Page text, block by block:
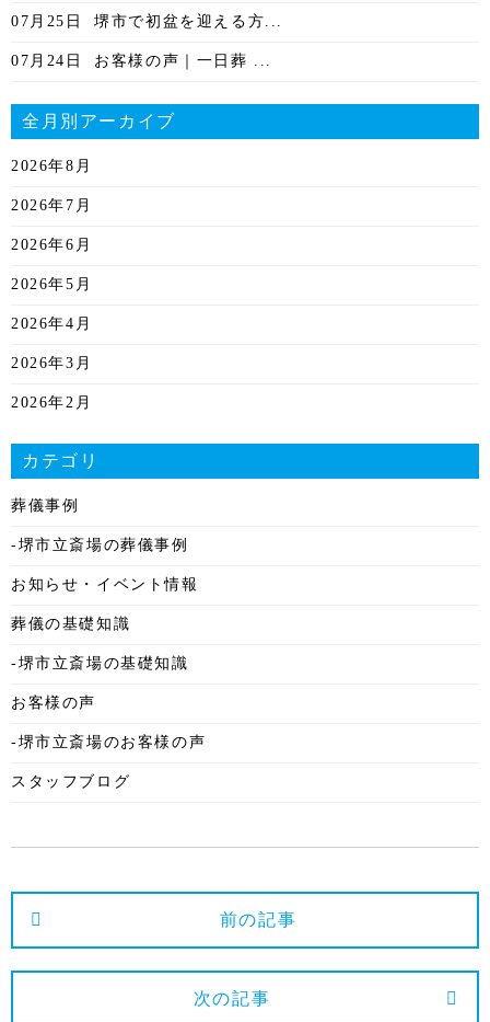
07月25日 堺市で初盆を迎える方...
07月24日 お客様の声｜一日葬 ...
全月別アーカイブ
2026年8月
2026年7月
2026年6月
2026年5月
2026年4月
2026年3月
2026年2月
2026年1月
2025年12月
2025年1月
2024年12月
カテゴリ
葬儀事例
-堺市立斎場の葬儀事例
お知らせ・イベント情報
葬儀の基礎知識
-堺市立斎場の基礎知識
お客様の声
-堺市立斎場のお客様の声
スタッフブログ
前の記事
次の記事